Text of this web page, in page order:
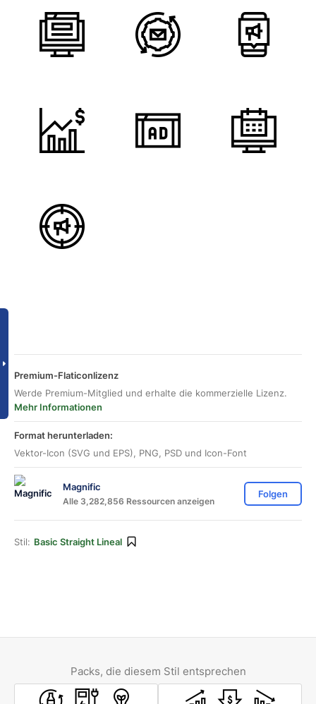
Premium-Flaticonlizenz
Werde Premium-Mitglied und erhalte die kommerzielle Lizenz.
Mehr Informationen
Format herunterladen:
Vektor-Icon (SVG und EPS), PNG, PSD und Icon-Font
Magnific
Alle 3,282,856 Ressourcen anzeigen
Folgen
Stil: Basic Straight Lineal
Packs, die diesem Stil entsprechen